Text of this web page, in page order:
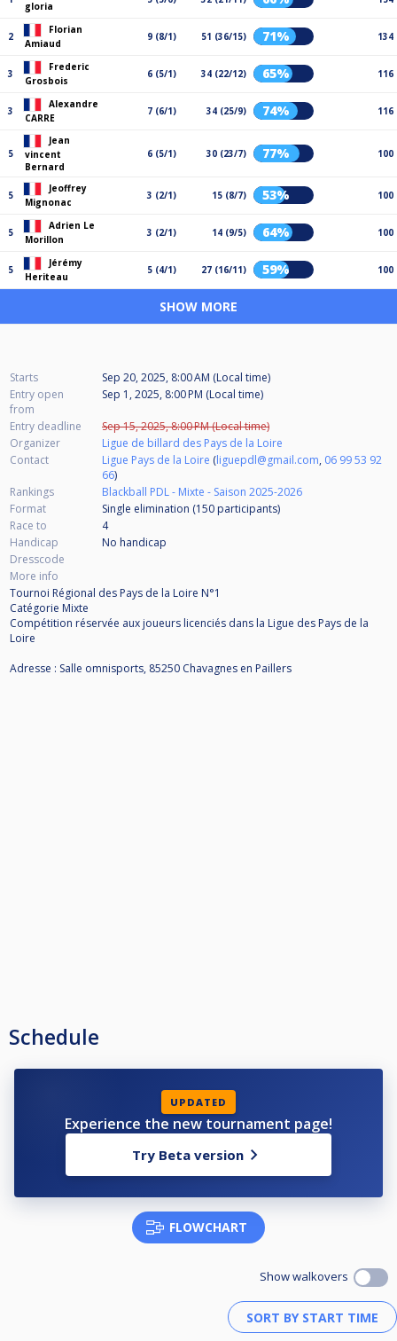
gloria
2
Florian
Amiaud
9 (8/1) 51 (36/15) 71% 134
3
Frederic
Grosbois
6 (5/1) 34 (22/12) 65% 116
3
Alexandre
CARRE
7 (6/1) 34 (25/9) 74% 116
5
Jean
vincent
Bernard
6 (5/1) 30 (23/7) 77% 100
5
Jeoffrey
Mignonac
3 (2/1) 15 (8/7) 53% 100
5
Adrien Le
Morillon
3 (2/1) 14 (9/5) 64% 100
5
Jérémy
Heriteau
5 (4/1) 27 (16/11) 59% 100
SHOW MORE
Starts
Sep 20, 2025, 8:00 AM (Local time)
Entry open
from
Sep 1, 2025, 8:00 PM (Local time)
Entry deadline
Sep 15, 2025, 8:00 PM (Local time)
Organizer
Ligue de billard des Pays de la Loire
Contact
Ligue Pays de la Loire (liguepdl@gmail.com, 06 99 53 92
66)
Rankings
Blackball PDL - Mixte - Saison 2025-2026
Format
Single elimination (150 participants)
Race to
4
Handicap
No handicap
Dresscode
More info
Tournoi Régional des Pays de la Loire N°1
Catégorie Mixte
Compétition réservée aux joueurs licenciés dans la Ligue des Pays de la
Loire
Adresse : Salle omnisports, 85250 Chavagnes en Paillers
Schedule
UPDATED
Experience the new tournament page!
Try Beta version
FLOWCHART
Show walkovers